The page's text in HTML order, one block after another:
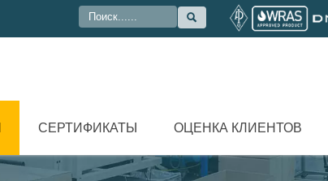

СЕРТИФИКАТЫ ОЦЕНКА КЛИЕНТОВ